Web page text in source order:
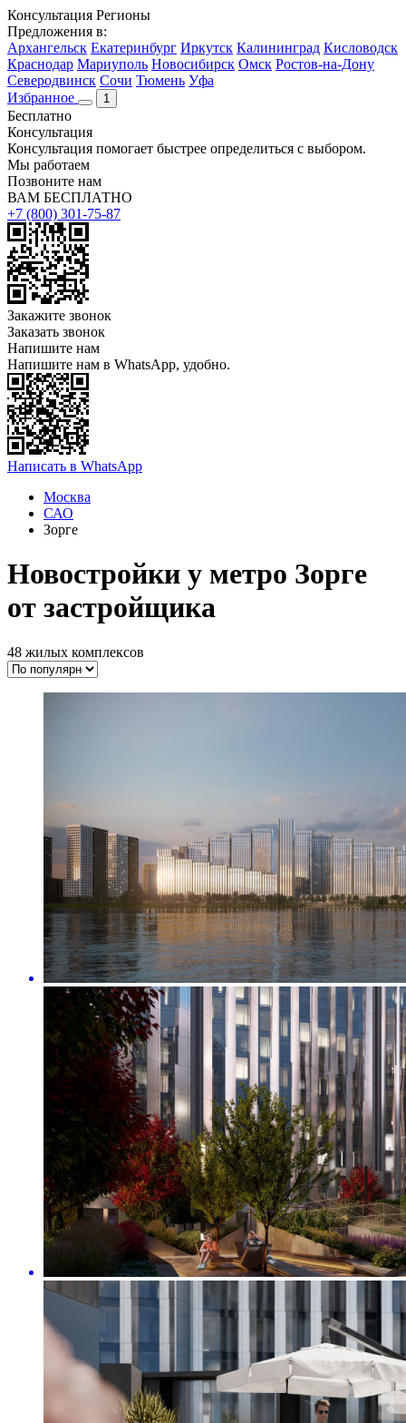
Консультация Регионы
Предложения в:
Архангельск Екатеринбург Иркутск Калининград Кисловодск
Краснодар Мариуполь Новосибирск Омск Ростов-на-Дону
Северодвинск Сочи Тюмень Уфа
Избранное
1
Бесплатно
Консультация
Консультация помогает быстрее определиться с выбором.
Мы работаем
Позвоните нам
ВАМ БЕСПЛАТНО
+7 (800) 301-75-87
Закажите звонок
Заказать звонок
Напишите нам
Напишите нам в WhatsApp, удобно.
Написать в WhatsApp
Москва
САО
Зорге
Новостройки у метро Зорге
от застройщика
48 жилых комплексов